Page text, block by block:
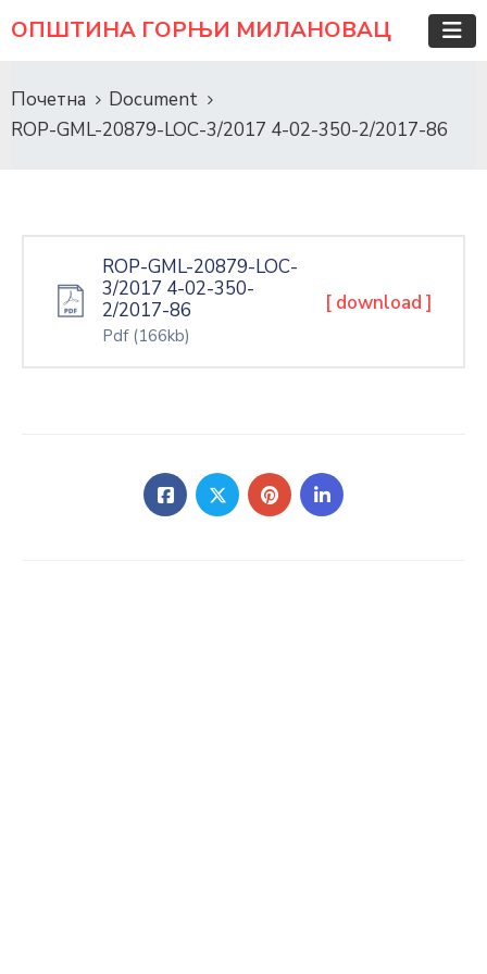
ОПШТИНА ГОРЊИ МИЛАНОВАЦ
Почетна
Document
ROP-GML-20879-LOC-3/2017 4-02-350-2/2017-86
ROP-GML-20879-LOC-
3/2017 4-02-350-
2/2017-86
Pdf (166kb)
[ download ]